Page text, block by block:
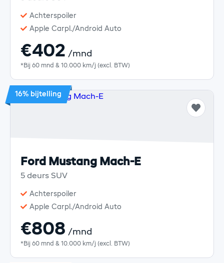
Achterspoiler
Apple Carpl./Android Auto
€402 /mnd
*Bij 60 mnd & 10.000 km/j (excl. BTW)
16% bijtelling
Ford Mustang Mach-E
5 deurs SUV
Achterspoiler
Apple Carpl./Android Auto
€808 /mnd
*Bij 60 mnd & 10.000 km/j (excl. BTW)